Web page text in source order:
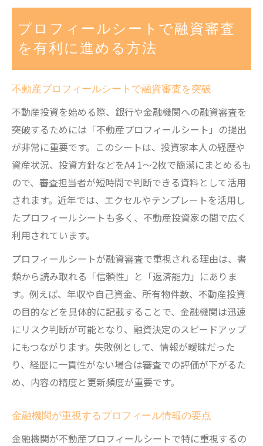
プロフィールシートで融資審査
を有利に進める方法
不動産プロフィールシートで融資審査を突破
不動産投資を始める際、銀行や金融機関への融資審査を
突破するためには「不動産プロフィールシート」の提出
が非常に重要です。このシートは、投資家本人の経歴や
資産状況、投資方針などをA4 1〜2枚で簡潔にまとめるも
ので、審査担当者が短時間で判断できる資料として活用
されます。近年では、エクセルやテンプレートを活用し
たプロフィールシートも多く、不動産投資家の間で広く
利用されています。
プロフィールシートが融資審査で重視される理由は、書
類から読み取れる「信頼性」と「返済能力」にありま
す。例えば、年収や自己資金、所有物件数、不動産投資
の目的などを具体的に記載することで、金融機関は迅速
にリスク判断が可能となり、融資決定のスピードアップ
にもつながります。失敗例として、情報が曖昧だった
り、経歴に一貫性がない場合は審査での評価が下がるた
め、内容の精度と更新頻度が重要です。
金融機関が重視するプロフィール情報の要点
金融機関が不動産プロフィールシートで特に重視するの